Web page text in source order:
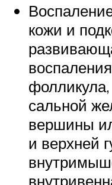
кожи и
сальной
вершины
и верхней